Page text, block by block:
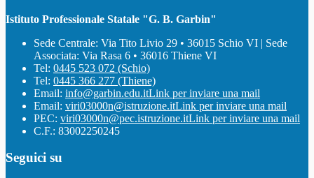
Istituto Professionale Statale "G. B. Garbin"
Sede Centrale: Via Tito Livio 29 • 36015 Schio VI | Sede
Associata: Via Rasa 6 • 36016 Thiene VI
Tel: 0445 523 072 (Schio)
Tel: 0445 366 277 (Thiene)
Email: info@garbin.edu.itLink per inviare una mail
Email: viri03000n@istruzione.itLink per inviare una mail
PEC: viri03000n@pec.istruzione.itLink per inviare una mail
C.F.: 83002250245
Seguici su